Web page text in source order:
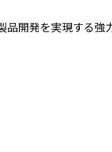
品開発を実現する強